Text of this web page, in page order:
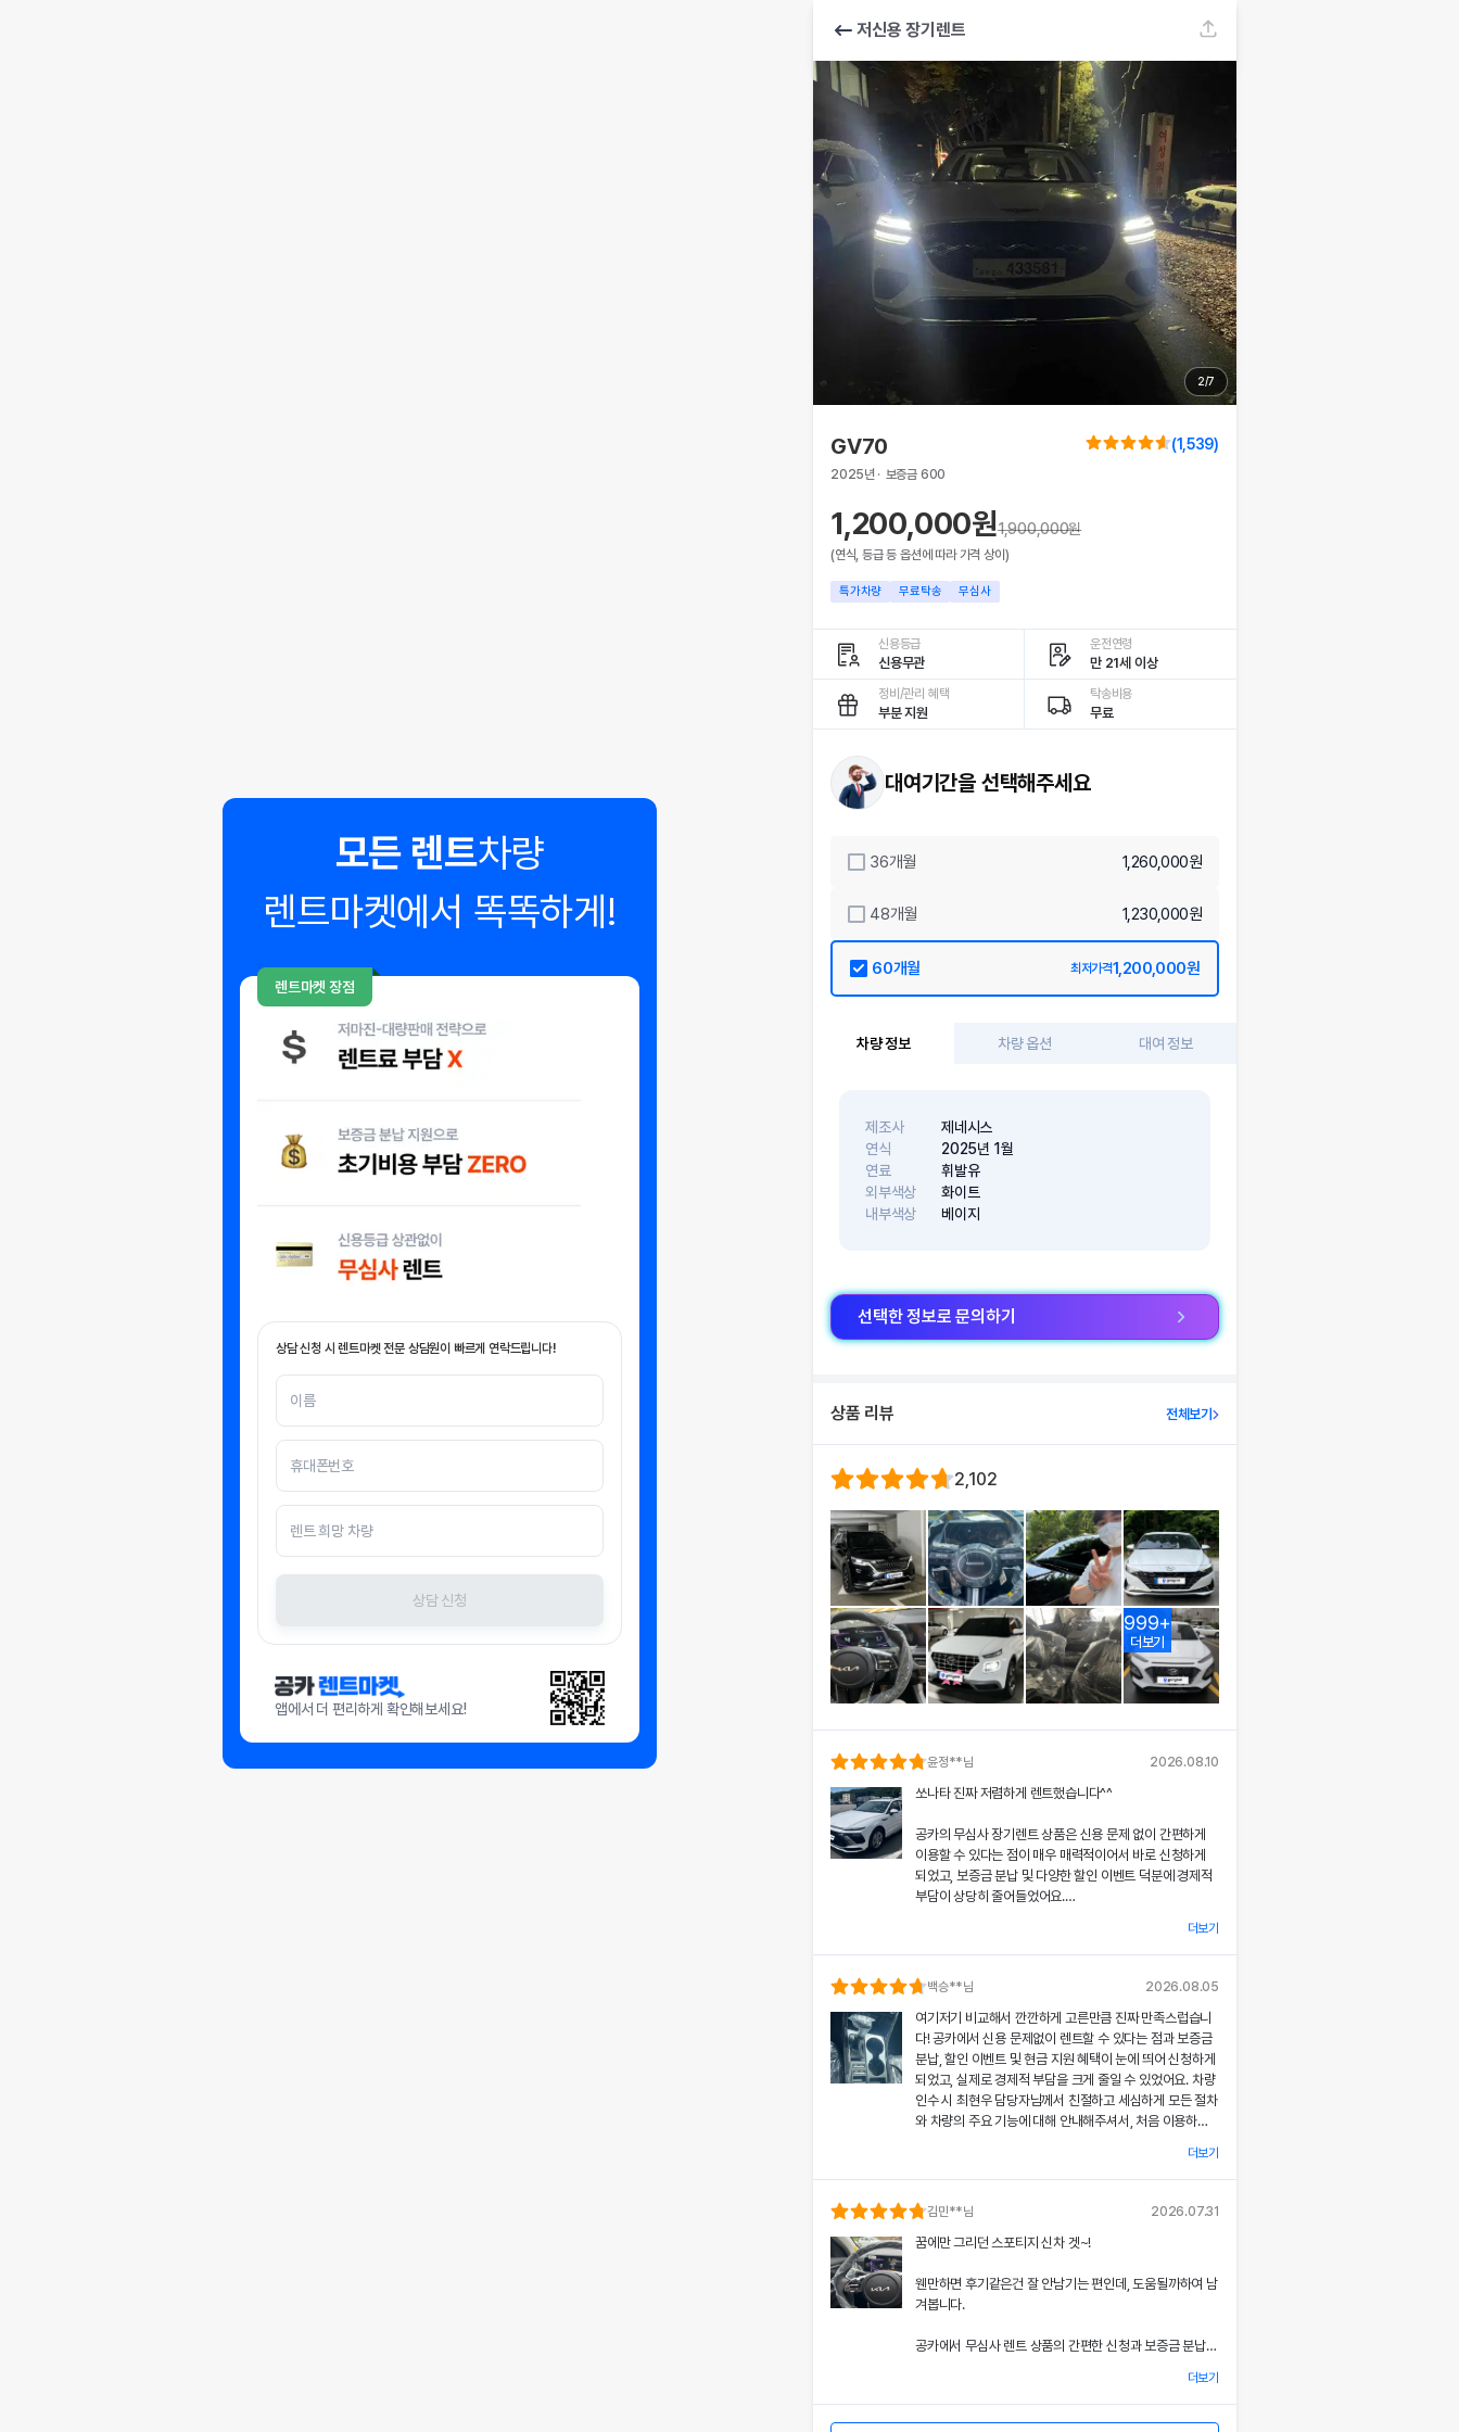
모든 렌트차량
렌트마켓에서 똑똑하게!
렌트마켓 장점
◣
상담 신청 시 렌트마켓 전문 상담원이 빠르게 연락드립니다!
상담 신청
앱에서 더 편리하게 확인해보세요!
저신용 장기렌트
2/7
GV70 (1,539)
2025년 · 보증금 600
1,200,000원1,900,000원
(연식, 등급 등 옵션에 따라 가격 상이)
특가차량 무료탁송 무심사
신용등급
신용무관
운전연령
만 21세 이상
정비/관리 혜택
부분 지원
탁송비용
무료
대여기간을 선택해주세요
36개월 1,260,000원
48개월 1,230,000원
60개월 최저가격1,200,000원
차량 정보 차량 옵션 대여 정보
제조사
제네시스
연식
2025년 1월
연료
휘발유
외부색상
화이트
내부색상
베이지
선택한 정보로 문의하기
상품 리뷰 전체보기
2,102
999+
더보기
윤정**님 2026.08.10
쏘나타 진짜 저렴하게 렌트했습니다^^
공카의 무심사 장기렌트 상품은 신용 문제 없이 간편하게
이용할 수 있다는 점이 매우 매력적이어서 바로 신청하게
되었고, 보증금 분납 및 다양한 할인 이벤트 덕분에 경제적
부담이 상당히 줄어들었어요.
차량 인수 시 장민혁 담당자님께서 친절하고 꼼꼼하게 신차
의 상태와 각종 기능에 대해 설명해주셔서, 처음 이용하는
분들도 부담 없이 서비스를 체험할 수 있었어요.
공카의 본부 직거래 시스템으로 중간 마진 없이 합리적인
렌트료를 제공받았고, 즉시 출고되는 신차 덕분에 긴급 상
황에서도 차질 없이 차량을 이용할 수 있었던 점이 특히 인
상 깊었어요.
쏘나타의 세련된 디자인과 최신 편의 기능, 그리고 안전 장
치에 대한 세심한 관리가 직접 눈으로 확인되면서 전체적인
다시 이용하고 싶은 강력한 동기가 되었어요.
돋보여 제게 잊지 못할 기억으로 남았으며, 이 만족스러운
더보기
백승**님 2026.08.05
여기저기 비교해서 깐깐하게 고른만큼 진짜 만족스럽습니
다! 공카에서 신용 문제없이 렌트할 수 있다는 점과 보증금
분납, 할인 이벤트 및 현금 지원 혜택이 눈에 띄어 신청하게
되었고, 실제로 경제적 부담을 크게 줄일 수 있었어요. 차량
인수 시 최현우 담당자님께서 친절하고 세심하게 모든 절차
와 차량의 주요 기능에 대해 안내해주셔서, 처음 이용하는
공카의 본부 직거래 시스템 덕분에 렌트료가 매우 합리적으
로 책정되었고, 필요할 때마다 즉시 출고되는 신차 시스템
은 제 일정에 맞춰 안정적으로 차량을 이용할 수 있도록 도
와주었어요.
쏘나타의 우아한 디자인과 최신 편의 기능, 그리고 안전장
치에 대한 상세한 설명은 제 기대 이상이었으며, 전 과정에
어요.
도 공카를 우선적으로 이용하게 만들 정도로 만족스러웠으
더보기
김민**님 2026.07.31
꿈에만 그리던 스포티지 신차 겟~!
웬만하면 후기같은건 잘 안남기는 편인데, 도움될까하여 남
겨봅니다.
공카에서 무심사 렌트 상품의 간편한 신청과 보증금 분납,
차량 인수 시 이준호 담당자님께서 따뜻하면서도 세심하게
더보기
'(주)공카'는 (이하 '회사'는) 고객님의 개인정보를 중요시하며, "정보
통신망 이용촉진 및 정보보호"에 관한 법률을 준수하고 있습니다.
회사는 개인정보처리방침을 통하여 고객님께서 제공하시는 개인정보
가 어떠한 용도와 방식으로 이용되고 있으며, 개인정보보호를 위해 어
떠한 조치가 취해지고 있는지 알려드립니다.
회사는 개인정보처리방침을 개정하는 경우 웹사이트 공지사항(또는